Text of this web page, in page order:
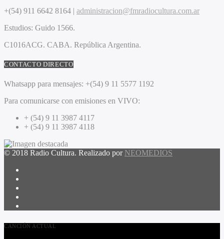
+(54) 911 6642 8164 | administracion@fmradiocultura.com.ar
Estudios: Guido 1566.
C1016ACG. CABA. República Argentina.
CONTACTO DIRECTO
Whatsapp para mensajes: +(54) 9 11 5577 1192
Para comunicarse con emisiones en VIVO:
+ (54) 9 11 3987 4117
+ (54) 9 11 3987 4118
© 2018 Radio Cultura. Realizado por NEOMEDIOS
CANCIÓN ACTUAL